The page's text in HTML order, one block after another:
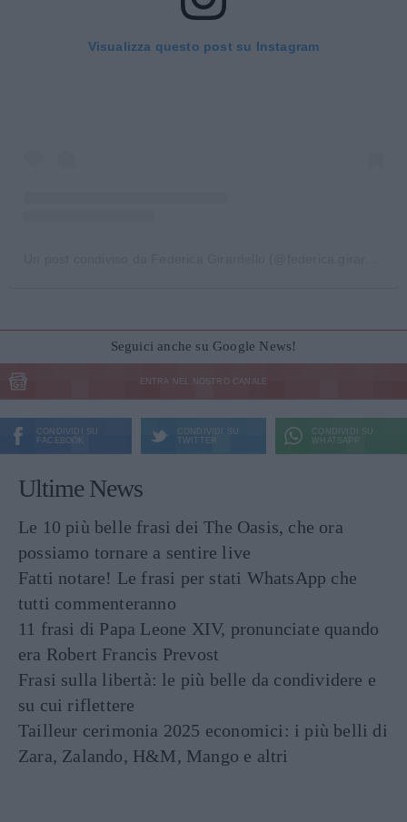
Visualizza questo post su Instagram
Seguici anche su Google News!
ENTRA NEL NOSTRO CANALE
CONDIVIDI SU
FACEBOOK
CONDIVIDI SU
TWITTER
CONDIVIDI SU
WHATSAPP
Ultime News
Le 10 più belle frasi dei The Oasis, che ora
possiamo tornare a sentire live
Fatti notare! Le frasi per stati WhatsApp che
tutti commenteranno
11 frasi di Papa Leone XIV, pronunciate quando
era Robert Francis Prevost
Frasi sulla libertà: le più belle da condividere e
su cui riflettere
Tailleur cerimonia 2025 economici: i più belli di
Zara, Zalando, H&M, Mango e altri